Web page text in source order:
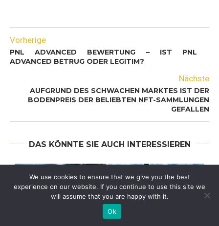
Vorherige
PNL ADVANCED BEWERTUNG – IST PNL
ADVANCED BETRUG ODER LEGITIM?
Nächste
AUFGRUND DES SCHWACHEN MARKTES IST DER
BODENPREIS DER BELIEBTEN NFT-SAMMLUNGEN
GEFALLEN
DAS KÖNNTE SIE AUCH INTERESSIEREN
We use cookies to ensure that we give you the best
experience on our website. If you continue to use this site we
will assume that you are happy with it.
Ok